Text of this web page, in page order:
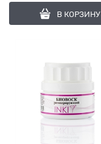
В КОРЗИНУ